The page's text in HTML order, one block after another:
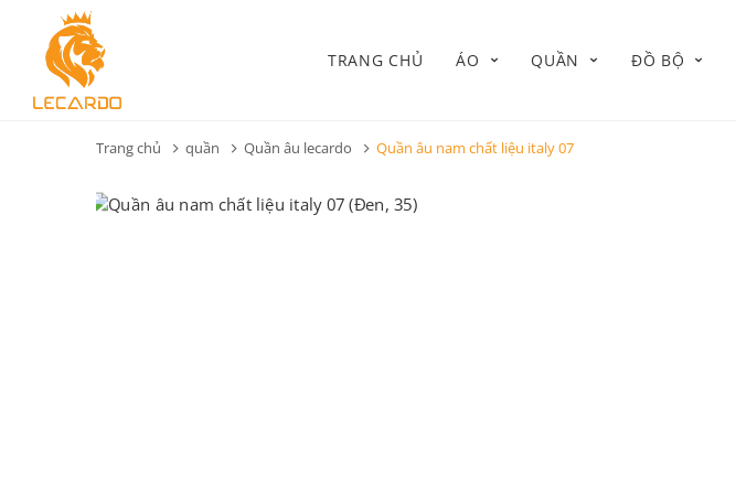
TRANG CHỦ ÁO QUẦN ĐỒ BỘ
Trang chủ quần Quần âu lecardo Quần âu nam chất liệu italy 07